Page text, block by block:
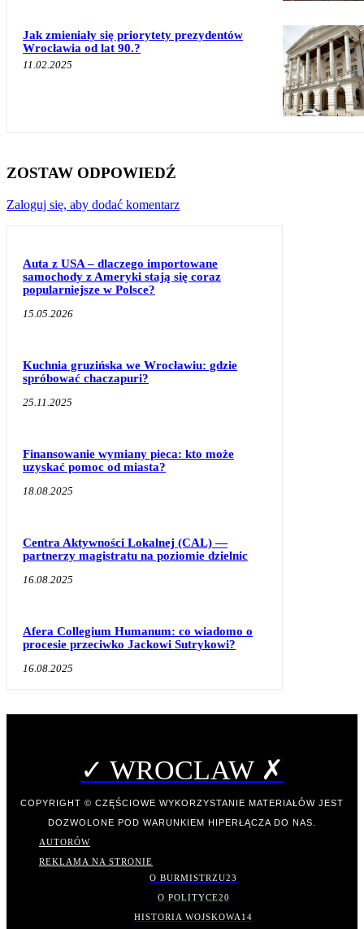
Jak zmieniały się priorytety prezydentów
Wrocławia od lat 90.?
11.02.2025
ZOSTAW ODPOWIEDŹ
Zaloguj się, aby dodać komentarz
Auta z USA – dlaczego importowane
samochody z Ameryki stają się coraz
popularniejsze w Polsce?
15.05.2026
Kuchnia gruzińska we Wrocławiu: gdzie
spróbować chaczapuri?
25.11.2025
Finansowanie wymiany pieca: kto może
uzyskać pomoc od miasta?
18.08.2025
Centra Aktywności Lokalnej (CAL) —
partnerzy magistratu na poziomie dzielnic
16.08.2025
Afera Collegium Humanum: co wiadomo o
procesie przeciwko Jackowi Sutrykowi?
16.08.2025
✓ WROCLAW ✗
COPYRIGHT © CZĘŚCIOWE WYKORZYSTANIE MATERIAŁÓW JEST
DOZWOLONE POD WARUNKIEM HIPERŁĄCZA DO NAS.
AUTORÓW
REKLAMA NA STRONIE
O BURMISTRZU23
O POLITYCE20
HISTORIA WOJSKOWA 14